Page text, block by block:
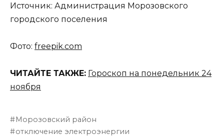
Источник: Администрация Морозовского
городского поселения
Фото: freepik.com
ЧИТАЙТЕ ТАКЖЕ: Гороскоп на понедельник 24
ноября
Морозовский район
отключение электроэнергии